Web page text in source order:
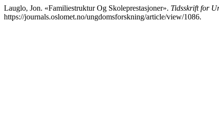
Lauglo, Jon. «Familiestruktur Og Skoleprestasjoner». Tidsskrift for
https://journals.oslomet.no/ungdomsforskning/article/view/1086.